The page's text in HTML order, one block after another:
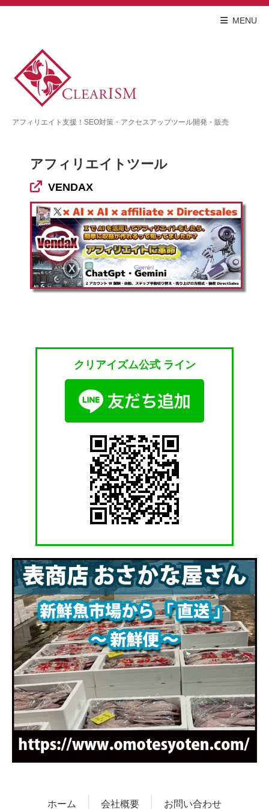
MENU
アフィリエイト支援！SEO対策・アクセスアップツール開発・販売
アフィリエイトツール
VENDAX
クリアイズム公式 ライン
ホーム 会社概要 お問い合わせ